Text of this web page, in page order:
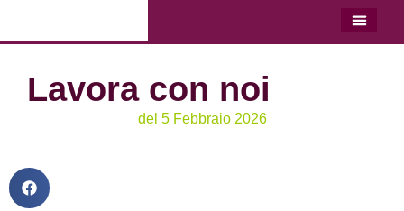
Lavora con noi
del 5 Febbraio 2026